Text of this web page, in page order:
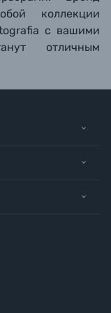
коллекции
с вашими
отличным